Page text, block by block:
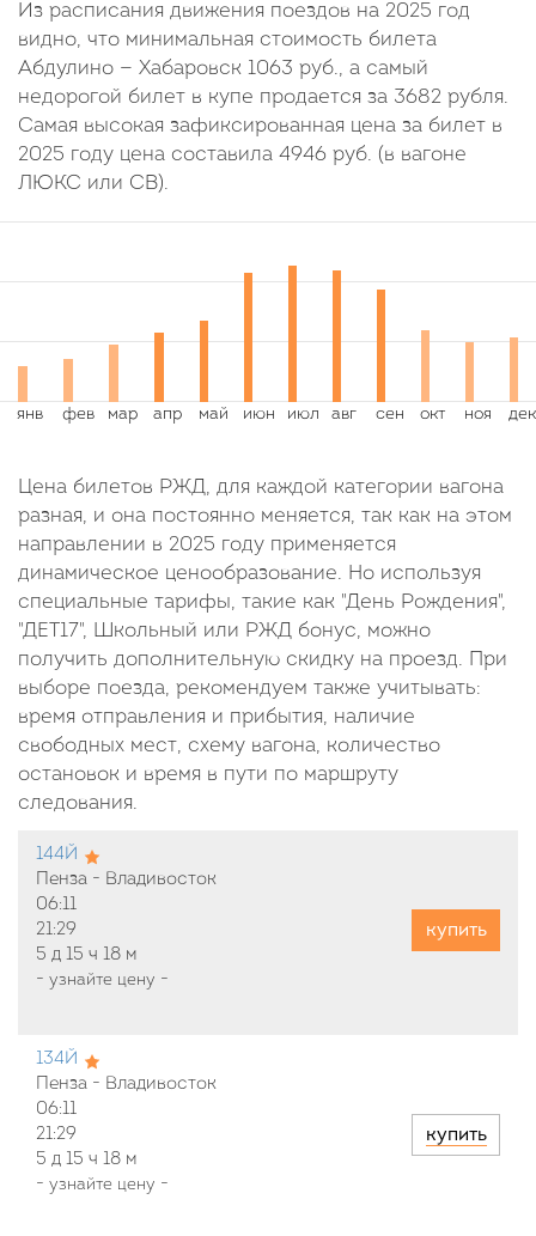
Из расписания движения поездов на 2025 год
видно, что минимальная стоимость билета
Абдулино — Хабаровск 1063 руб., а самый
недорогой билет в купе продается за 3682 рубля.
Самая высокая зафиксированная цена за билет в
2025 году цена составила 4946 руб. (в вагоне
ЛЮКС или СВ).
Цена билетов РЖД, для каждой категории вагона
разная, и она постоянно меняется, так как на этом
направлении в 2025 году применяется
динамическое ценообразование. Но используя
специальные тарифы, такие как "День Рождения",
"ДЕТ17", Школьный или РЖД бонус, можно
получить дополнительную скидку на проезд. При
выборе поезда, рекомендуем также учитывать:
время отправления и прибытия, наличие
свободных мест, схему вагона, количество
остановок и время в пути по маршруту
следования.
144Й
Пенза - Владивосток
06:11
21:29
5 д 15 ч 18 м
- узнайте цену -
купить
134Й
Пенза - Владивосток
06:11
21:29
5 д 15 ч 18 м
- узнайте цену -
купить